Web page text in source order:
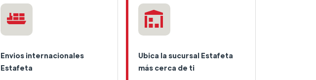
Envios internacionales
Estafeta
Ubica la sucursal Estafeta
más cerca de ti